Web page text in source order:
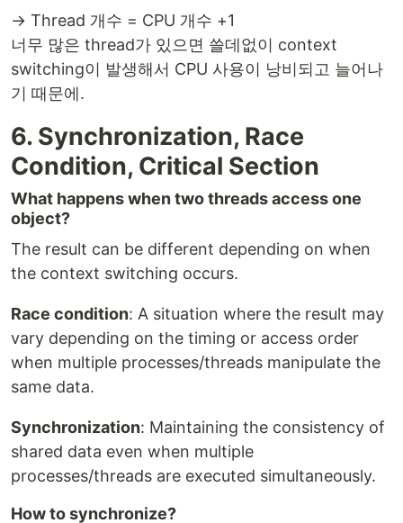
→ Thread 개수 = CPU 개수 +1
너무 많은 thread가 있으면 쓸데없이 context
switching이 발생해서 CPU 사용이 낭비되고 늘어나
기 때문에.
6. Synchronization, Race
Condition, Critical Section
What happens when two threads access one
object?
The result can be different depending on when
the context switching occurs.
Race condition: A situation where the result may
vary depending on the timing or access order
when multiple processes/threads manipulate the
same data.
Synchronization: Maintaining the consistency of
shared data even when multiple
processes/threads are executed simultaneously.
How to synchronize?